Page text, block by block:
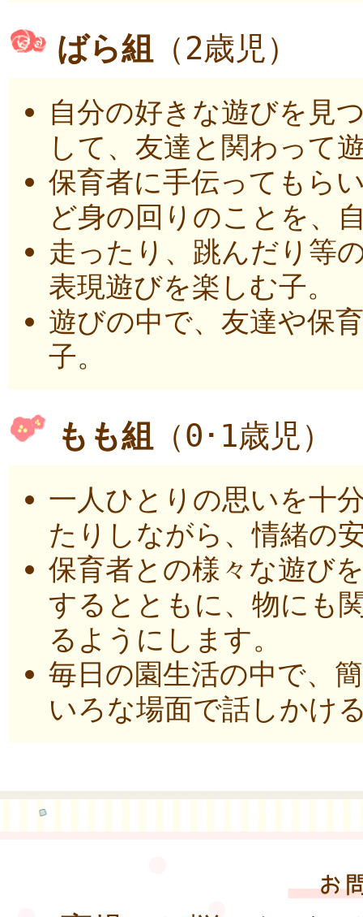
ばら組 （2歳児）
自分の好きな遊びを見
して、友達と関わって
保育者に手伝ってもら
ど身の回りのことを、
走ったり、跳んだり等
表現遊びを楽しむ子。
遊びの中で、友達や保
子。
もも組 （0･1歳児）
一人ひとりの思いを十
たりしながら、情緒の
保育者との様々な遊び
するとともに、物にも
るようにします。
毎日の園生活の中で、
いろな場面で話しかけ